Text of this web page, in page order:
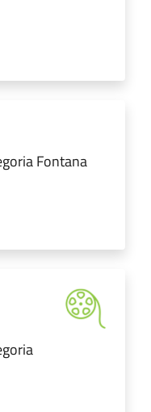
Fontana